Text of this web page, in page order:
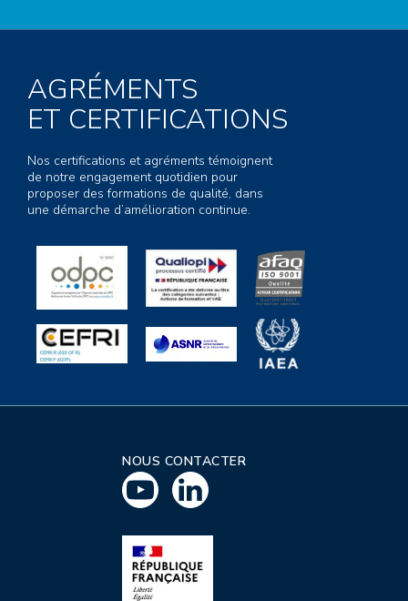
AGRÉMENTS
ET CERTIFICATIONS
Nos certifications et agréments témoignent
de notre engagement quotidien pour
proposer des formations de qualité, dans
une démarche d’amélioration continue.
NOUS CONTACTER